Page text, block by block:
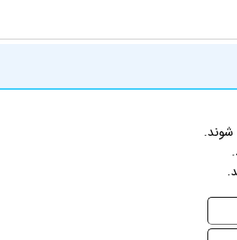
شوند.